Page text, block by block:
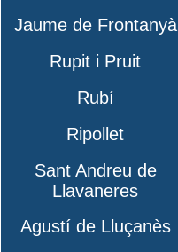
Jaume de Frontanyà
Rupit i Pruit
Rubí
Ripollet
Sant Andreu de
Llavaneres
Agustí de Lluçanès